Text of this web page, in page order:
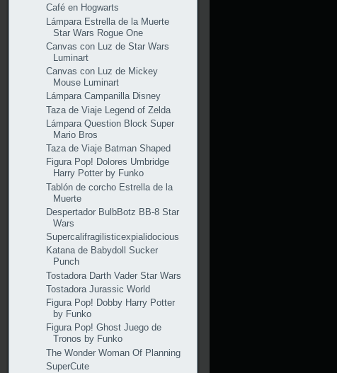
Café en Hogwarts
Lámpara Estrella de la Muerte
Star Wars Rogue One
Canvas con Luz de Star Wars
Luminart
Canvas con Luz de Mickey
Mouse Luminart
Lámpara Campanilla Disney
Taza de Viaje Legend of Zelda
Lámpara Question Block Super
Mario Bros
Taza de Viaje Batman Shaped
Figura Pop! Dolores Umbridge
Harry Potter by Funko
Tablón de corcho Estrella de la
Muerte
Despertador BulbBotz BB-8 Star
Wars
Supercalifragilisticexpialidocious
Katana de Babydoll Sucker
Punch
Tostadora Darth Vader Star Wars
Tostadora Jurassic World
Figura Pop! Dobby Harry Potter
by Funko
Figura Pop! Ghost Juego de
Tronos by Funko
The Wonder Woman Of Planning
SuperCute